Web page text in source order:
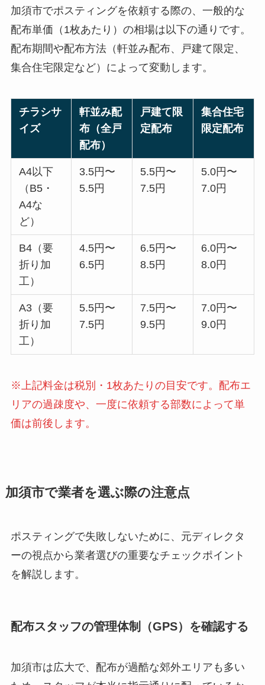
加須市でポスティングを依頼する際の、一般的な
配布単価（1枚あたり）の相場は以下の通りです。
配布期間や配布方法（軒並み配布、戸建て限定、
集合住宅限定など）によって変動します。
チラシサ
イズ
軒並み配
布（全戸
配布）
戸建て限
定配布
集合住宅
限定配布
A4以下
（B5・
A4な
ど）
3.5円〜
5.5円
5.5円〜
7.5円
5.0円〜
7.0円
B4（要
折り加
工）
4.5円〜
6.5円
6.5円〜
8.5円
6.0円〜
8.0円
A3（要
折り加
工）
5.5円〜
7.5円
7.5円〜
9.5円
7.0円〜
9.0円
※上記料金は税別・1枚あたりの目安です。配布エ
リアの過疎度や、一度に依頼する部数によって単
価は前後します。
加須市で業者を選ぶ際の注意点
ポスティングで失敗しないために、元ディレクタ
ーの視点から業者選びの重要なチェックポイント
を解説します。
配布スタッフの管理体制（GPS）を確認する
加須市は広大で、配布が過酷な郊外エリアも多い